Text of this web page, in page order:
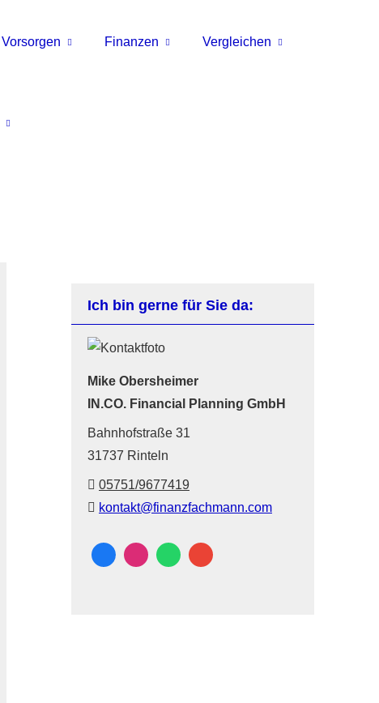
Vorsorgen Finanzen Vergleichen
Ich bin gerne für Sie da:
Mike Obersheimer
IN.CO. Financial Planning GmbH
Bahnhofstraße 31
31737 Rinteln
05751/9677419
kontakt@finanzfachmann.com